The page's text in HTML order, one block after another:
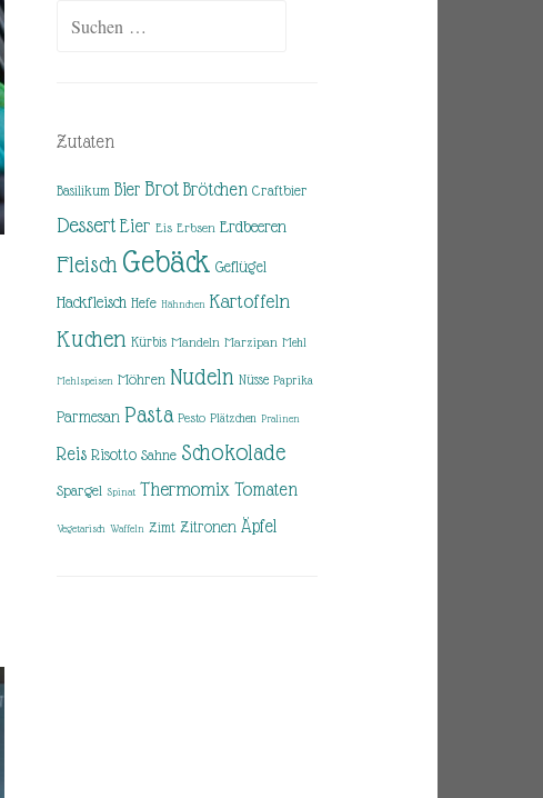
Zutaten
Basilikum Bier Brot Brötchen Craftbier
Dessert Eier Eis Erbsen Erdbeeren
Fleisch Gebäck Geflügel
Hackfleisch Hefe Hähnchen Kartoffeln
Kuchen Kürbis Mandeln Marzipan Mehl
Mehlspeisen Möhren Nudeln Nüsse Paprika
Parmesan Pasta Pesto Plätzchen Pralinen
Reis Risotto Sahne Schokolade
Spargel Spinat Thermomix Tomaten
Vegetarisch Waffeln Zimt Zitronen Äpfel